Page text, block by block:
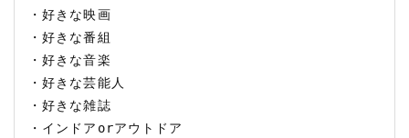
・好きな映画
・好きな番組
・好きな音楽
・好きな芸能人
・好きな雑誌
・インドアorアウトドア